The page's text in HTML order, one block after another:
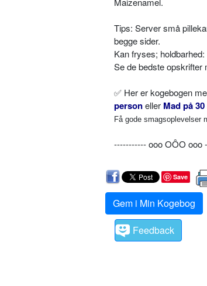
Tips: Server små
begge sider.
Kan fryses;
Se de bedste opskrifter
✅ Her er kogebogen
personeller Mad på
Få gode
----------- ooo OÔO ooo
Save
Gem i Min Kogebog
Feedback